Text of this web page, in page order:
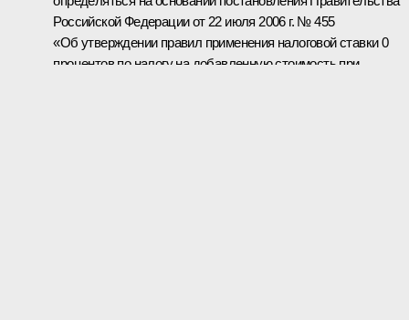
Российской Федерации от 22 июля 2006 г. № 455
«Об утверждении правил применения налоговой ставки 0
процентов по налогу на добавленную стоимость при